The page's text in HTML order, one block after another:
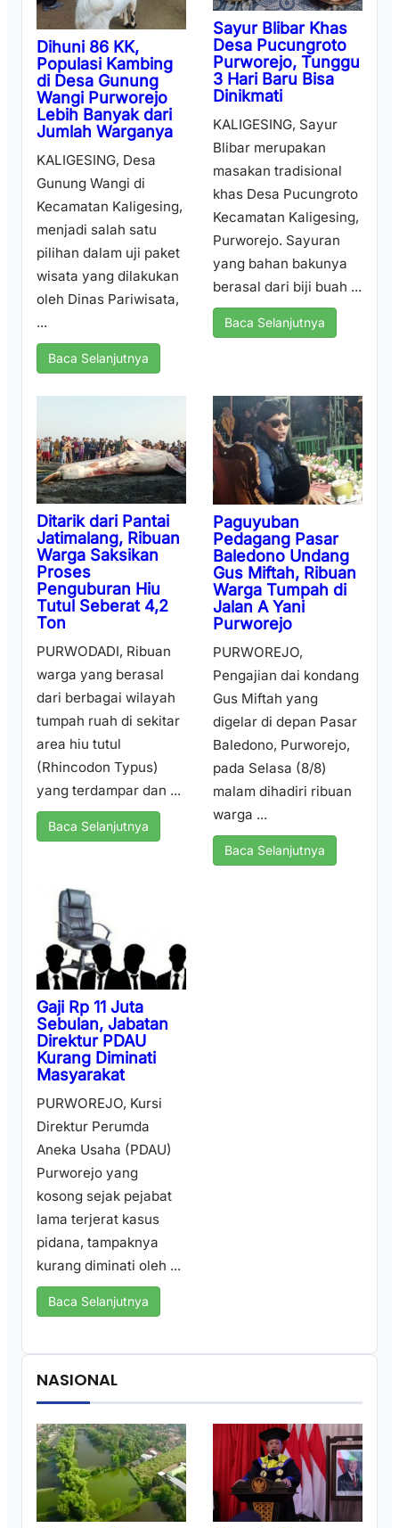
Dihuni 86 KK,
Populasi Kambing
di Desa Gunung
Wangi Purworejo
Lebih Banyak dari
Jumlah Warganya
KALIGESING, Desa
Gunung Wangi di
Kecamatan Kaligesing,
menjadi salah satu
pilihan dalam uji paket
wisata yang dilakukan
oleh Dinas Pariwisata,
...
Baca Selanjutnya
Sayur Blibar Khas
Desa Pucungroto
Purworejo, Tunggu
3 Hari Baru Bisa
Dinikmati
KALIGESING, Sayur
Blibar merupakan
masakan tradisional
khas Desa Pucungroto
Kecamatan Kaligesing,
Purworejo. Sayuran
yang bahan bakunya
berasal dari biji buah ...
Baca Selanjutnya
Ditarik dari Pantai
Jatimalang, Ribuan
Warga Saksikan
Proses
Penguburan Hiu
Tutul Seberat 4,2
Ton
PURWODADI, Ribuan
warga yang berasal
dari berbagai wilayah
tumpah ruah di sekitar
area hiu tutul
(Rhincodon Typus)
yang terdampar dan ...
Baca Selanjutnya
Paguyuban
Pedagang Pasar
Baledono Undang
Gus Miftah, Ribuan
Warga Tumpah di
Jalan A Yani
Purworejo
PURWOREJO,
Pengajian dai kondang
Gus Miftah yang
digelar di depan Pasar
Baledono, Purworejo,
pada Selasa (8/8)
malam dihadiri ribuan
warga ...
Baca Selanjutnya
Gaji Rp 11 Juta
Sebulan, Jabatan
Direktur PDAU
Kurang Diminati
Masyarakat
PURWOREJO, Kursi
Direktur Perumda
Aneka Usaha (PDAU)
Purworejo yang
kosong sejak pejabat
lama terjerat kasus
pidana, tampaknya
kurang diminati oleh ...
Baca Selanjutnya
NASIONAL